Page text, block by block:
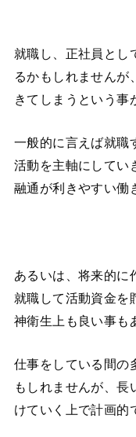
就職し、正社員とし
るかもしれませんが
きてしまうという事
一般的に言えば就職
活動を主軸にしてい
融通が利きやすい働
あるいは、将来的に
就職して活動資金を
神衛生上も良い事も
仕事をしている間の
もしれませんが、長
けていく上で計画的